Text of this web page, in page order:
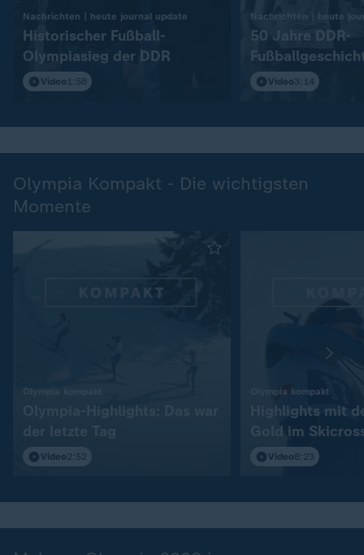
Nachrichten | heute journal update
Historischer Fußball-
Olympiasieg der DDR
Video 1:58
Nachrichten | heute
50 Jahre DDR-
Video3:14
Olympia Kompakt - Die wichtigsten
Momente
Olympia kompakt
Olympia-Highlights: Das war
der letzte Tag
Video2:52
Olympia kompakt
Highlights mit
Gold im
Video8:23